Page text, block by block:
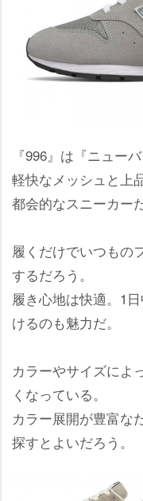
『996』は『ニュー
軽快なメッシュと上
都会的なスニーカーだ
履くだけでいつもの
するだろう。
履き心地は快適。1
けるのも魅力だ。
カラーやサイズによ
くなっている。
カラー展開が豊富な
探すとよいだろう。